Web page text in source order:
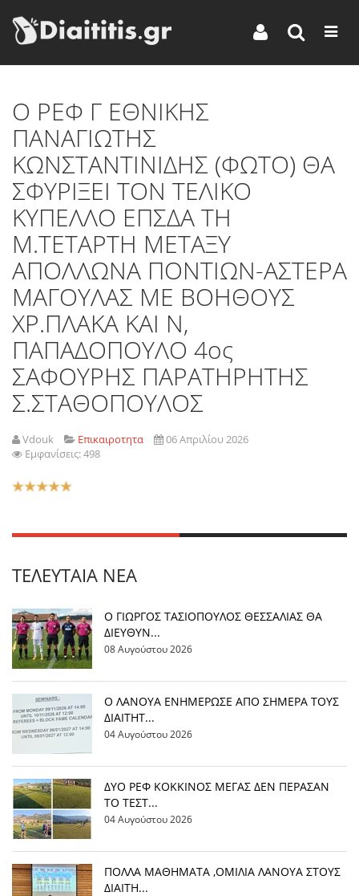
O ΡΕΦ Γ ΕΘΝΙΚΗΣ
ΠΑΝΑΓΙΩΤΗΣ
ΚΩΝΣΤΑΝΤΙΝΙΔΗΣ (ΦΩΤΟ) ΘΑ
ΣΦΥΡΙΞΕΙ ΤΟΝ ΤΕΛΙΚΟ
ΚΥΠΕΛΛΟ ΕΠΣΔΑ ΤΗ
Μ.ΤΕΤΑΡΤΗ ΜΕΤΑΞΥ
ΑΠΟΛΛΩΝΑ ΠΟΝΤΙΩΝ-ΑΣΤΕΡΑ
ΜΑΓΟΥΛΑΣ ΜΕ ΒΟΗΘΟΥΣ
ΧΡ.ΠΛΑΚΑ ΚΑΙ Ν,
ΠΑΠΑΔΟΠΟΥΛΟ 4ος
ΣΑΦΟΥΡΗΣ ΠΑΡΑΤΗΡΗΤΗΣ
Σ.ΣΤΑΘΟΠΟΥΛΟΣ
Vdouk Επικαιροτητα
06 Απριλίου 2026
Εμφανίσεις: 498
Αξιολόγηση
ΤΕΛΕΥΤΑΊΑ ΝΈΑ
Ο ΓΙΩΡΓΟΣ ΤΑΣΙΟΠΟΥΛΟΣ ΘΕΣΣΑΛΙΑΣ ΘΑ
ΔΙΕΥΘΥΝ...
08 Αυγούστου 2026
Ο ΛΑΝΟΥΑ ΕΝΗΜΕΡΩΣΕ ΑΠΟ ΣΗΜΕΡΑ ΤΟΥΣ
ΔΙΑΙΤΗΤ...
04 Αυγούστου 2026
ΔΥΟ ΡΕΦ ΚΟΚΚΙΝΟΣ ΜΕΓΑΣ ΔΕΝ ΠΕΡΑΣΑΝ
ΤΟ ΤΕΣΤ...
04 Αυγούστου 2026
ΠΟΛΛΑ ΜΑΘΗΜΑΤΑ ,ΟΜΙΛΙΑ ΛΑΝΟΥΑ ΣΤΟΥΣ
ΔΙΑΙΤΗ...